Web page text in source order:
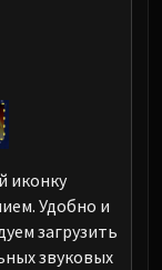
иконку
Удобно и
загрузить
звуковых